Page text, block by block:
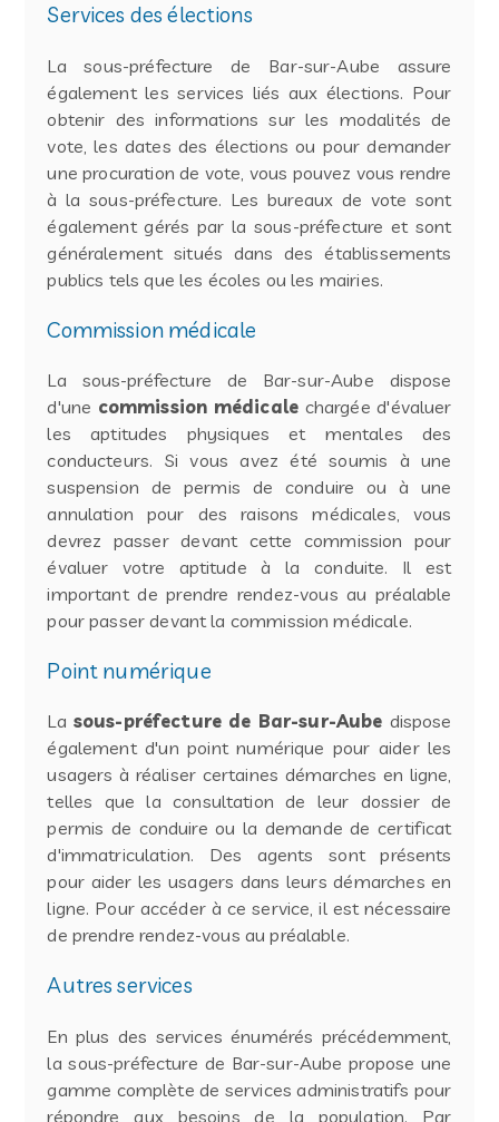
Services des élections
La sous-préfecture de Bar-sur-Aube assure
également les services liés aux élections. Pour
obtenir des informations sur les modalités de
vote, les dates des élections ou pour demander
une procuration de vote, vous pouvez vous rendre
à la sous-préfecture. Les bureaux de vote sont
également gérés par la sous-préfecture et sont
généralement situés dans des établissements
publics tels que les écoles ou les mairies.
Commission médicale
La sous-préfecture de Bar-sur-Aube dispose
d'une commission médicale chargée d'évaluer
les aptitudes physiques et mentales des
conducteurs. Si vous avez été soumis à une
suspension de permis de conduire ou à une
annulation pour des raisons médicales, vous
devrez passer devant cette commission pour
évaluer votre aptitude à la conduite. Il est
important de prendre rendez-vous au préalable
pour passer devant la commission médicale.
Point numérique
La sous-préfecture de Bar-sur-Aube dispose
également d'un point numérique pour aider les
usagers à réaliser certaines démarches en ligne,
telles que la consultation de leur dossier de
permis de conduire ou la demande de certificat
d'immatriculation. Des agents sont présents
pour aider les usagers dans leurs démarches en
ligne. Pour accéder à ce service, il est nécessaire
de prendre rendez-vous au préalable.
Autres services
En plus des services énumérés précédemment,
la sous-préfecture de Bar-sur-Aube propose une
gamme complète de services administratifs pour
répondre aux besoins de la population. Par